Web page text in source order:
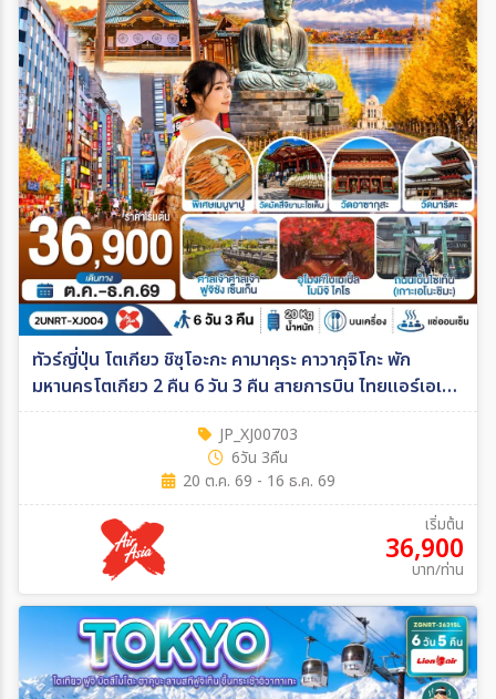
ทัวร์ญี่ปุ่น โตเกียว ชิซุโอะกะ คามาคุระ คาวากุจิโกะ พัก
มหานครโตเกียว 2 คืน 6 วัน 3 คืน สายการบิน ไทยแอร์เอเชีย
เอ็กซ์ 6วัน 3คืน (XJ)
JP_XJ00703
6วัน 3คืน
20 ต.ค. 69 - 16 ธ.ค. 69
เริ่มต้น
36,900
บาท/ท่าน